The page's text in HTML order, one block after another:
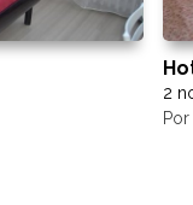
2
Por